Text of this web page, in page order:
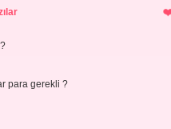
para gerekli ?